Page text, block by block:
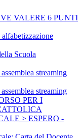
VALERE 6 PUNTI
Scuola
streaming
streaming
PER I
> ESPERO -